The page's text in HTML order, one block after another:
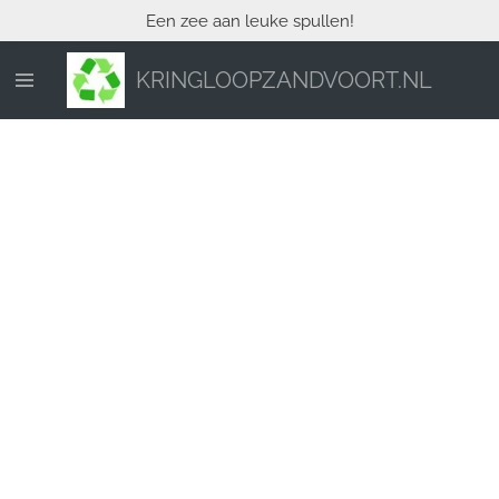
direct
naar
hoofdinhoud
KRINGLOOPZANDVOORT.NL
Een zee aan leuke spullen!